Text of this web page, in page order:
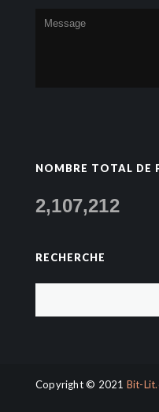
NOMBRE TOTAL DE
2,107,212
RECHERCHE
Copyright © 2021 Bit-